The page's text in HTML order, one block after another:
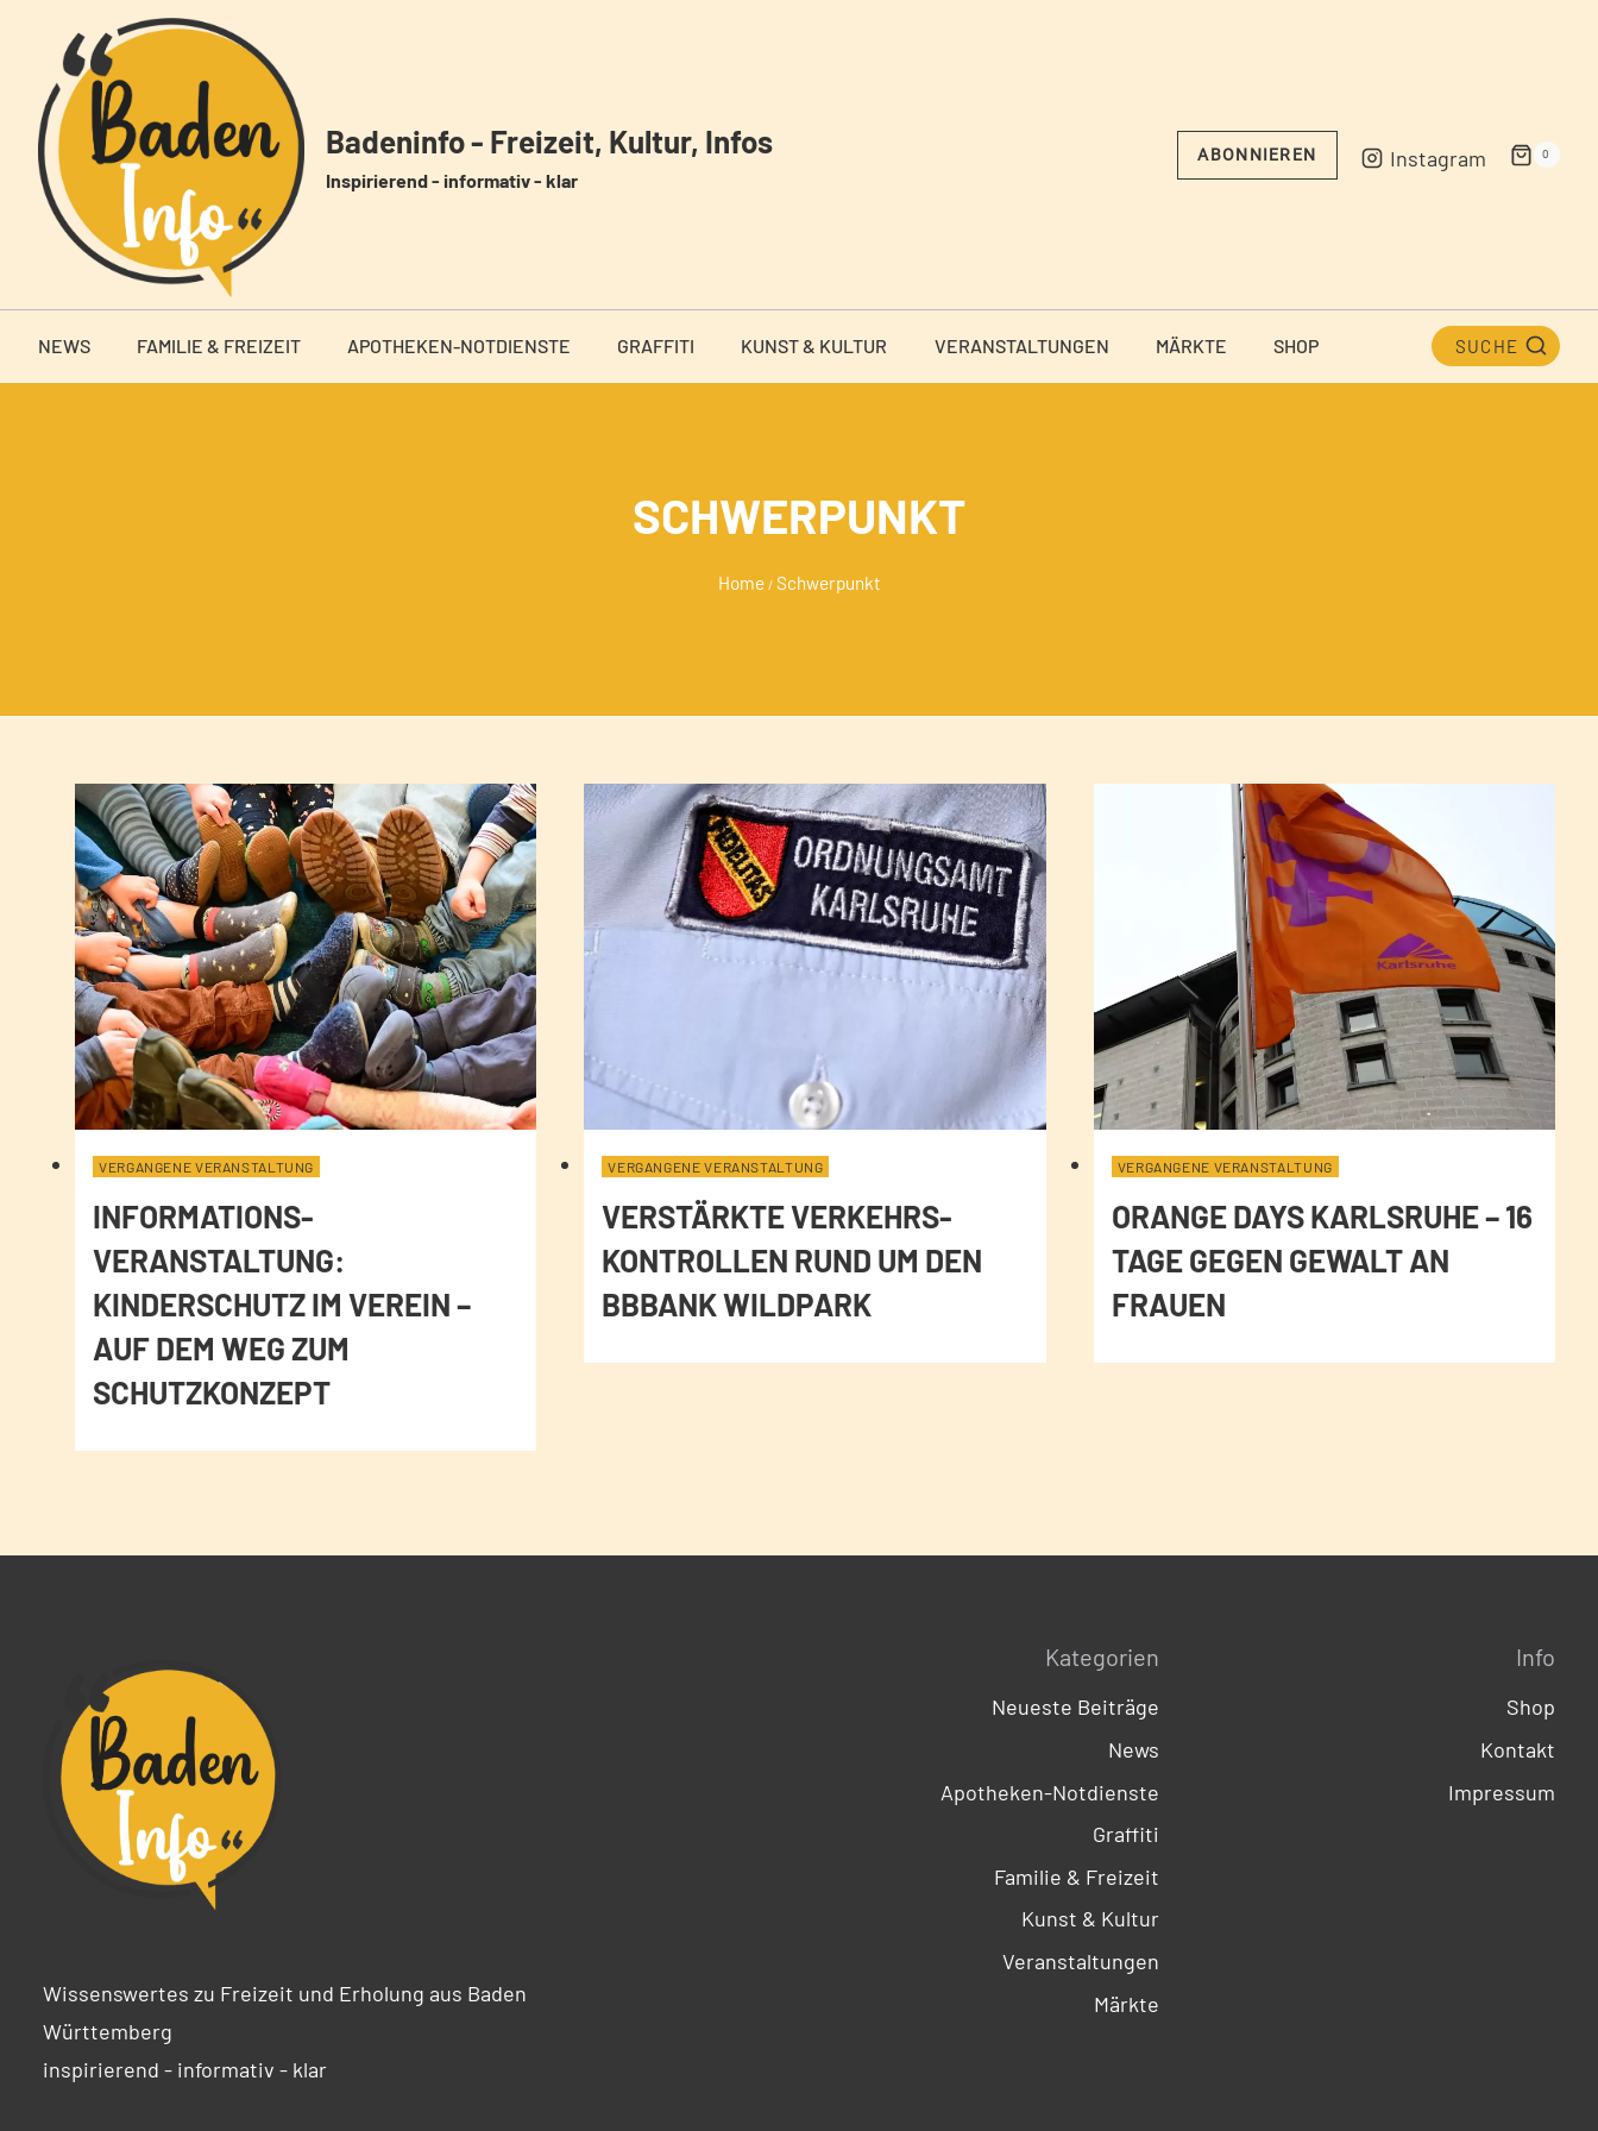
springen
Badeninfo - Freizeit, Kultur, Infos
Inspirierend - informativ - klar
ABONNIEREN Instagram 0
NEWS FAMILIE & FREIZEIT APOTHEKEN-NOTDIENSTE GRAFFITI KUNST & KULTUR VERANSTALTUNGEN MÄRKTE SHOP SUCHE
SCHWERPUNKT
Home / Schwerpunkt
VERGANGENE VERANSTALTUNG
INFORMATIONS-
VERANSTALTUNG:
KINDERSCHUTZ IM VEREIN –
AUF DEM WEG ZUM
SCHUTZKONZEPT
VERGANGENE VERANSTALTUNG
VERSTÄRKTE VERKEHRS-
KONTROLLEN RUND UM DEN
BBBANK WILDPARK
VERGANGENE VERANSTALTUNG
ORANGE DAYS KARLSRUHE – 16
TAGE GEGEN GEWALT AN
FRAUEN
Wissenswertes zu Freizeit und Erholung aus Baden
Württemberg
inspirierend - informativ - klar
Kategorien
Neueste Beiträge
News
Apotheken-Notdienste
Graffiti
Familie & Freizeit
Kunst & Kultur
Veranstaltungen
Märkte
Info
Shop
Kontakt
Impressum